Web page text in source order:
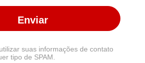
Enviar
suas informações de contato
tipo de SPAM.